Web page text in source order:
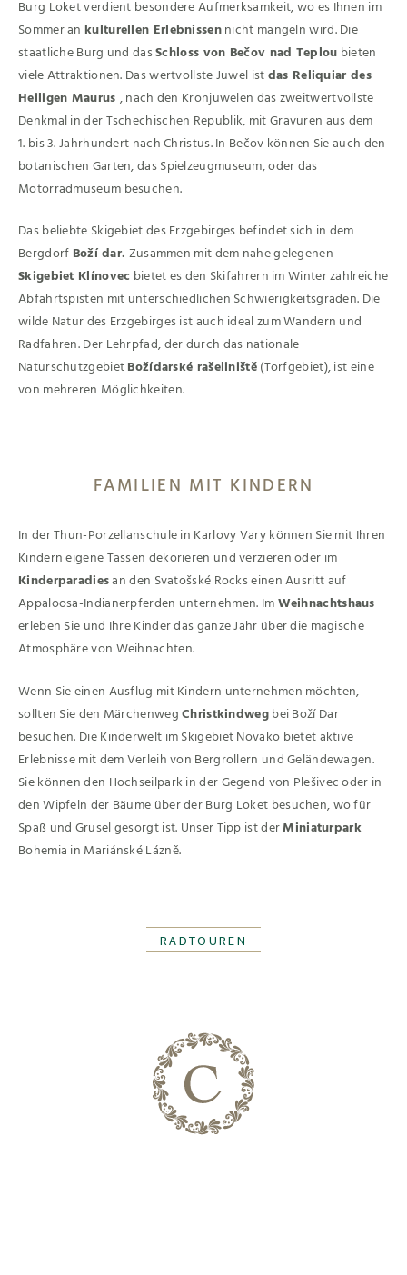
Burg Loket verdient besondere Aufmerksamkeit, wo es Ihnen im
Sommer an kulturellen Erlebnissennicht mangeln wird. Die
staatliche Burg und dasSchloss von Bečov nad Teplou bieten
viele Attraktionen. Das wertvollste Juwel istdas Reliquiar des
Heiligen Maurus , nach den Kronjuwelen das zweitwertvollste
Denkmal in der Tschechischen Republik, mit Gravuren aus dem
1. bis 3. Jahrhundert nach Christus. In Bečov können Sie auch den
botanischen Garten, das Spielzeugmuseum, oder das
Motorradmuseum besuchen.
Das beliebte Skigebiet des Erzgebirges befindet sich in dem
Bergdorf Boží dar. Zusammen mit dem nahe gelegenen
Skigebiet Klínovec bietet es den Skifahrern im Winter zahlreiche
Abfahrtspisten mit unterschiedlichen Schwierigkeitsgraden. Die
wilde Natur des Erzgebirges ist auch ideal zum Wandern und
Radfahren. Der Lehrpfad, der durch das nationale
NaturschutzgebietBožídarské rašeliniště(Torfgebiet), ist eine
von mehreren Möglichkeiten.
FAMILIEN MIT KINDERN
In der Thun-Porzellanschule in Karlovy Vary können Sie mit Ihren
Kindern eigene Tassen dekorieren und verzieren oder im
Kinderparadiesan den Svatošské Rocks einen Ausritt auf
Appaloosa-Indianerpferden unternehmen. ImWeihnachtshaus
erleben Sie und Ihre Kinder das ganze Jahr über die magische
Atmosphäre von Weihnachten.
Wenn Sie einen Ausflug mit Kindern unternehmen möchten,
sollten Sie den MärchenwegChristkindwegbei Boží Dar
besuchen. Die Kinderwelt im Skigebiet Novako bietet aktive
Erlebnisse mit dem Verleih von Bergrollern und Geländewagen.
Sie können den Hochseilpark in der Gegend von Plešivec oder in
den Wipfeln der Bäume über der Burg Loket besuchen, wo für
Spaß und Grusel gesorgt ist. Unser Tipp ist derMiniaturpark
Bohemia in Mariánské Lázně.
RADTOUREN